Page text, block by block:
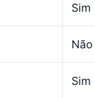
Sim
Não
Sim